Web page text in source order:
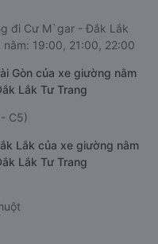
đi Cư M`gar - Đắk Lắk
19:00, 21:00, 22:00
Gòn của xe giường nằm
Lắk Tư Trang
C5)
Lắk của xe giường nằm
Lắk Tư Trang